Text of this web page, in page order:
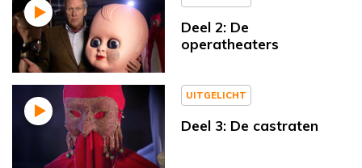
Deel 2: De
operatheaters
UITGELICHT
Deel 3: De castraten